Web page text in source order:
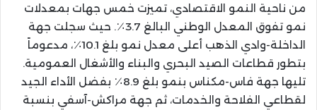
من ناحية النمو الاقتصادي، تميزت خمس جهات بمعدلات
نمو تفوق المعدل الوطني البالغ 3.7٪. حيث سجلت جهة
الداخلة-وادي الذهب أعلى معدل نمو بلغ 10.1٪، مدعوماً
بتطور قطاعات الصيد البحري والبناء والأشغال العمومية.
تليها جهة فاس-مكناس بنمو بلغ 8.9٪ بفضل الأداء الجيد
لقطاعي الفلاحة والخدمات، ثم جهة مراكش-آسفي بنسبة